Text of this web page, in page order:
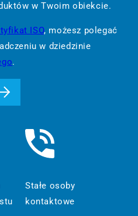
w Twoim obiekcie.
ISO, możesz polegać
w dziedzinie
.
Stałe osoby
kontaktowe